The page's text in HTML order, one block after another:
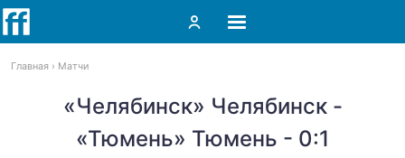
Главная Матчи
«Челябинск» Челябинск -
«Тюмень» Тюмень - 0:1